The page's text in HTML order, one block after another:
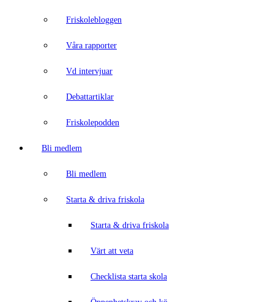
Friskolebloggen
Våra rapporter
Vd intervjuar
Debattartiklar
Friskolepodden
Bli medlem
Bli medlem
Starta & driva friskola
Starta & driva friskola
Värt att veta
Checklista starta skola